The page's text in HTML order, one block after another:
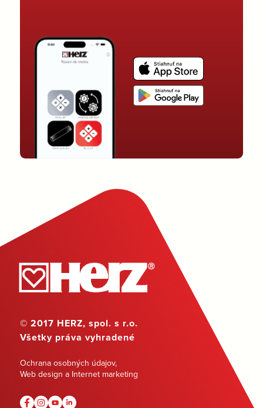
© 2017 HERZ, spol. s r.o.
Všetky práva vyhradené
Ochrana osobných údajov,
Web design a Internet marketing